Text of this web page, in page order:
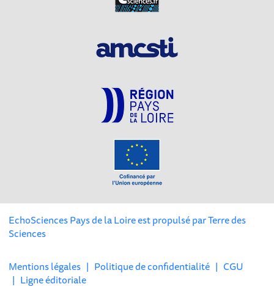
EchoSciences Pays de la Loire est propulsé parTerre des
Sciences
Mentions légales | Politique de confidentialité | CGU
| Ligne éditoriale